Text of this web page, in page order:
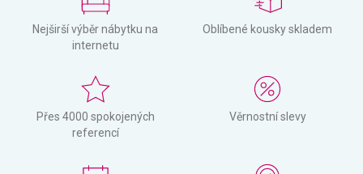
Nejširší výběr nábytku na
internetu
Oblíbené kousky skladem
Přes 4000 spokojených
referencí
Věrnostní slevy